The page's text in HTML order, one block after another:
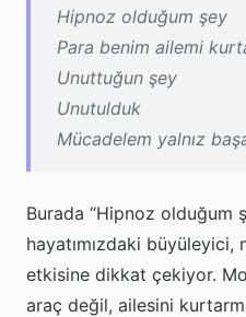
Hipnoz olduğum şey
Para benim ailemi
Unuttuğun şey
Unutulduk
Mücadelem yalnız
Burada “Hipnoz olduğum
hayatımızdaki büyüleyici,
etkisine dikkat çekiyor.
araç değil, ailesini